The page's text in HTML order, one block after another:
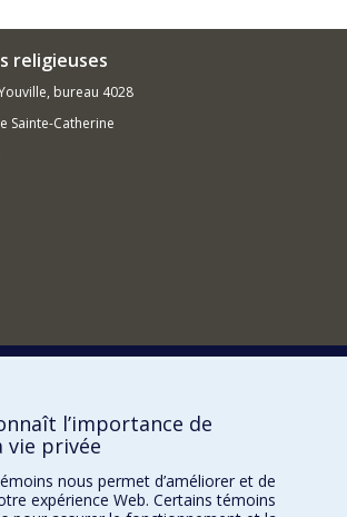
religieuses
bureau 4028
Sainte-Catherine
l'Institut?l’importance de
vie privée
nous permet d’améliorer et de
expérience Web. Certains témoins